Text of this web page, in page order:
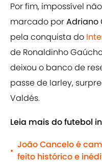
Por fim, impossível
marcado porAdriano
pela conquista do
de Ronaldinho
deixou o banco de
passe de Iarley,
Valdés.
Leia mais do futebol
•
João Cancelo é
feito histórico e